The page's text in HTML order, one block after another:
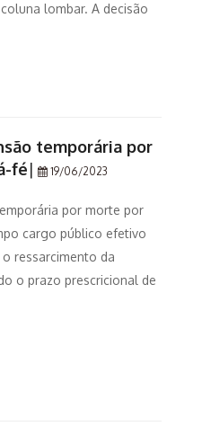
lombar. A decisão
temporária por
fé| 19/06/2023
por morte por
cargo público efetivo
ressarcimento da
o prazo prescricional de